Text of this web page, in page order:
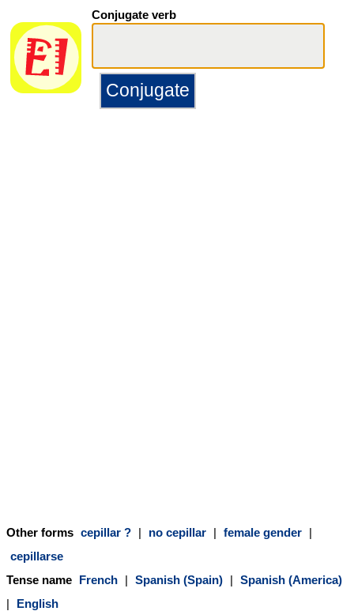
Conjugate verb
Other forms cepillar ? | no cepillar | female gender |
cepillarse
Tense name French | Spanish (Spain) | Spanish (America)
|
English